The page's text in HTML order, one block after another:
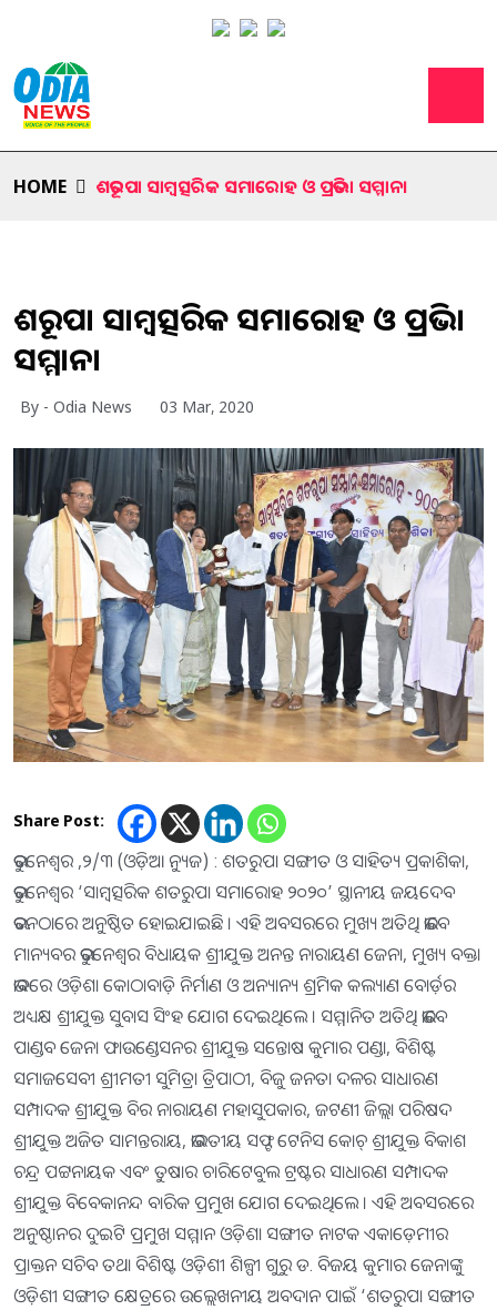
HOME ଶତରୂପା ସାମ୍ବତ୍ସରିକ ସମାରୋହ ଓ ପ୍ରତିଭା ସମ୍ମାନ।
ଶତରୂପା ସାମ୍ବତ୍ସରିକ ସମାରୋହ ଓ ପ୍ରତିଭା
ସମ୍ମାନ।
By - Odia News 03 Mar, 2020
Share Post:
ଭୁବନେଶ୍ୱର ,୨/୩ (ଓଡ଼ିଆ ନ୍ୟୁଜ) : ଶତରୁପା ସଙ୍ଗୀତ ଓ ସାହିତ୍ୟ ପ୍ରକାଶିକା,
ଭୁବନେଶ୍ୱର ‘ସାମ୍ବତ୍ସରିକ ଶତରୁପା ସମାରୋହ ୨୦୨୦’ ସ୍ଥାନୀୟ ଜୟଦେବ
ଭବନଠାରେ ଅନୁଷ୍ଠିତ ହୋଇଯାଇଛି । ଏହି ଅବସରରେ ମୁଖ୍ୟ ଅତିଥି ଭାବେ
ମାନ୍ୟବର ଭୁବନେଶ୍ୱର ବିଧାୟକ ଶ୍ରୀଯୁକ୍ତ ଅନନ୍ତ ନାରାୟଣ ଜେନା, ମୁଖ୍ୟ ବକ୍ତା
ଭାବରେ ଓଡ଼ିଶା କୋଠାବାଡ଼ି ନିର୍ମାଣ ଓ ଅନ୍ୟାନ୍ୟ ଶ୍ରମିକ କଲ୍ୟାଣ ବୋର୍ଡ଼ର
ଅଧ୍ୟକ୍ଷ ଶ୍ରୀଯୁକ୍ତ ସୁବାସ ସିଂହ ଯୋଗ ଦେଇଥିଲେ । ସମ୍ମାନିତ ଅତିଥି ଭାବେ
ପାଣ୍ଡବ ଜେନା ଫାଉଣ୍ଡେସନର ଶ୍ରୀଯୁକ୍ତ ସନ୍ତୋଷ କୁମାର ପଣ୍ଡା, ବିଶିଷ୍ଟ
ସମାଜସେବୀ ଶ୍ରୀମତୀ ସୁମିତ୍ରା ତ୍ରିପାଠୀ, ବିଜୁ ଜନତା ଦଳର ସାଧାରଣ
ସମ୍ପାଦକ ଶ୍ରୀଯୁକ୍ତ ବିର ନାରାୟଣ ମହାସୁପକାର, ଜଟଣୀ ଜିଲ୍ଲା ପରିଷଦ
ଶ୍ରୀଯୁକ୍ତ ଅଜିତ ସାମନ୍ତରାୟ, ଭାରତୀୟ ସଫ୍ଟ ଟେନିସ କୋଚ୍ ଶ୍ରୀଯୁକ୍ତ ବିକାଶ
ଚନ୍ଦ୍ର ପଟ୍ଟନାୟକ ଏବଂ ତୁଷାର ଚାରିଟେବୁଲ ଟ୍ରଷ୍ଟର ସାଧାରଣ ସମ୍ପାଦକ
ଶ୍ରୀଯୁକ୍ତ ବିବେକାନନ୍ଦ ବାରିକ ପ୍ରମୁଖ ଯୋଗ ଦେଇଥିଲେ । ଏହି ଅବସରରେ
ଅନୁଷ୍ଠାନର ଦୁଇଟି ପ୍ରମୁଖ ସମ୍ମାନ ଓଡ଼ିଶା ସଙ୍ଗୀତ ନାଟକ ଏକାଡ଼େମୀର
ପ୍ରାକ୍ତନ ସଚିବ ତଥା ବିଶିଷ୍ଟ ଓଡ଼ିଶୀ ଶିଳ୍ପୀ ଗୁରୁ ଡ. ବିଜୟ କୁମାର ଜେନାଙ୍କୁ
ଓଡ଼ିଶୀ ସଙ୍ଗୀତ କ୍ଷେତ୍ରରେ ଉଲ୍ଲେଖନୀୟ ଅବଦାନ ପାଇଁ ‘ଶତରୁପା ସଙ୍ଗୀତ